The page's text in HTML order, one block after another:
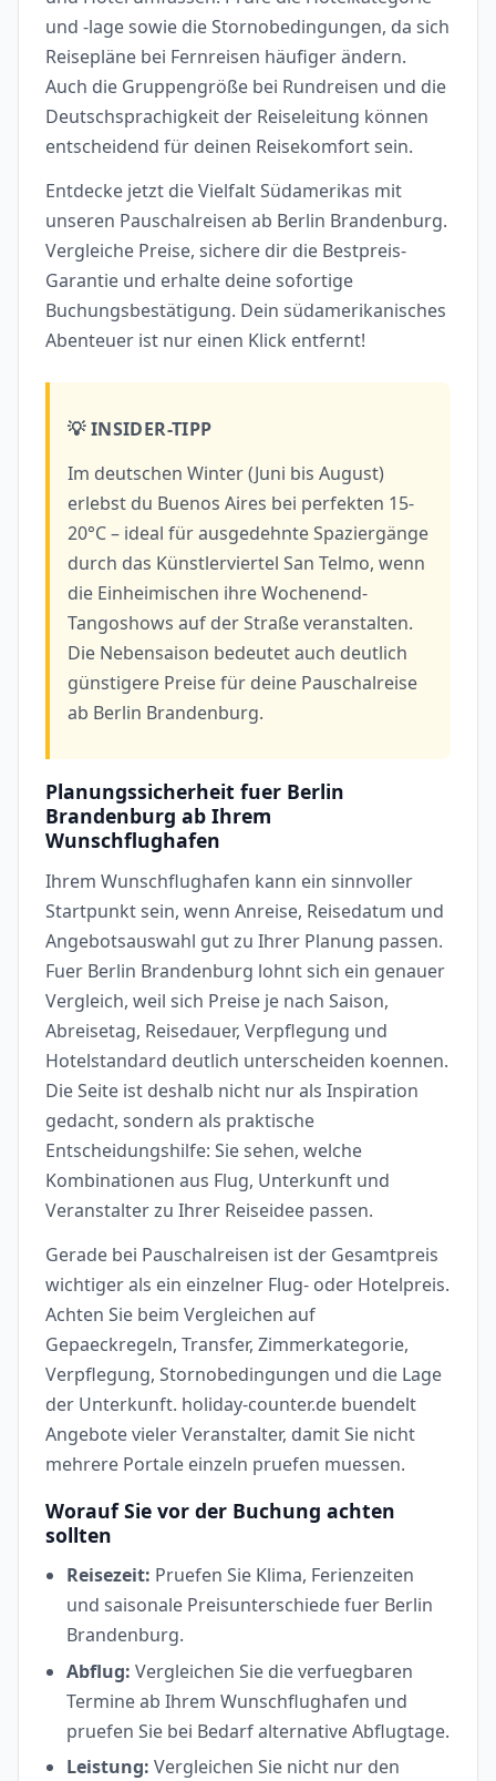
und -lage sowie die Stornobedingungen, da sich
Reisepläne bei Fernreisen häufiger ändern.
Auch die Gruppengröße bei Rundreisen und die
Deutschsprachigkeit der Reiseleitung können
entscheidend für deinen Reisekomfort sein.
Entdecke jetzt die Vielfalt Südamerikas mit
unseren Pauschalreisen ab Berlin Brandenburg.
Vergleiche Preise, sichere dir die Bestpreis-
Garantie und erhalte deine sofortige
Buchungsbestätigung. Dein südamerikanisches
Abenteuer ist nur einen Klick entfernt!
💡 INSIDER-TIPP
Im deutschen Winter (Juni bis August)
erlebst du Buenos Aires bei perfekten 15-
20°C – ideal für ausgedehnte Spaziergänge
durch das Künstlerviertel San Telmo, wenn
die Einheimischen ihre Wochenend-
Tangoshows auf der Straße veranstalten.
Die Nebensaison bedeutet auch deutlich
günstigere Preise für deine Pauschalreise
ab Berlin Brandenburg.
Planungssicherheit fuer Berlin
Brandenburg ab Ihrem
Wunschflughafen
Ihrem Wunschflughafen kann ein sinnvoller
Startpunkt sein, wenn Anreise, Reisedatum und
Angebotsauswahl gut zu Ihrer Planung passen.
Fuer Berlin Brandenburg lohnt sich ein genauer
Vergleich, weil sich Preise je nach Saison,
Abreisetag, Reisedauer, Verpflegung und
Hotelstandard deutlich unterscheiden koennen.
Die Seite ist deshalb nicht nur als Inspiration
gedacht, sondern als praktische
Entscheidungshilfe: Sie sehen, welche
Kombinationen aus Flug, Unterkunft und
Veranstalter zu Ihrer Reiseidee passen.
Gerade bei Pauschalreisen ist der Gesamtpreis
wichtiger als ein einzelner Flug- oder Hotelpreis.
Achten Sie beim Vergleichen auf
Gepaeckregeln, Transfer, Zimmerkategorie,
Verpflegung, Stornobedingungen und die Lage
der Unterkunft. holiday-counter.de buendelt
Angebote vieler Veranstalter, damit Sie nicht
mehrere Portale einzeln pruefen muessen.
Worauf Sie vor der Buchung achten
sollten
Reisezeit: Pruefen Sie Klima, Ferienzeiten
und saisonale Preisunterschiede fuer Berlin
Brandenburg.
Abflug: Vergleichen Sie die verfuegbaren
Termine ab Ihrem Wunschflughafen und
pruefen Sie bei Bedarf alternative Abflugtage.
Leistung: Vergleichen Sie nicht nur den